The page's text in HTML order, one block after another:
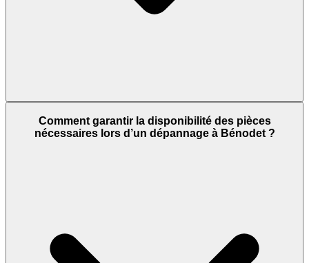
Comment garantir la disponibilité des pièces
nécessaires lors d’un dépannage à Bénodet ?